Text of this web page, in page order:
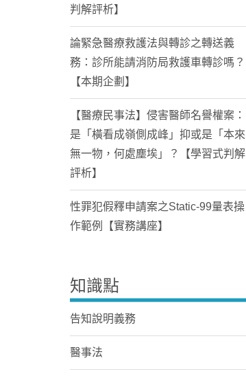
判解評析】
論緊急醫療救護法與轉診之轉送義
務：診所能請消防局救護車轉診嗎？
【本期企劃】
【醫療民事法】侵害醫師名譽權案：
是「橫看成嶺側成峰」抑或是「本來
無一物，何處塵埃」？【學習式判解
評析】
性罪犯假釋申請案之Static-99量表操
作範例【實務講座】
知識點
告知說明義務
醫事法